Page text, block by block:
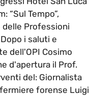
“Sul Tempo”,
delle Professioni
i saluti e
dell'OPI Cosimo
d'apertura il Prof.
del: Giornalista
forense Luigi